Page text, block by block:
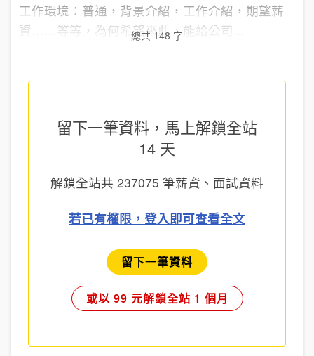
工作環境：普通，背景介紹，工作介紹，期望薪
資……等等，為何希望來此，能給公司...
總共 148 字
留下一筆資料，馬上解鎖全站
14 天
解鎖全站共 237075 筆薪資、面試資料
若已有權限，登入即可查看全文
留下一筆資料
或以 99 元解鎖全站 1 個月